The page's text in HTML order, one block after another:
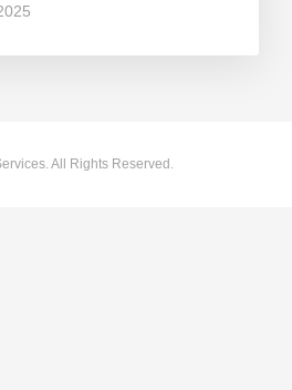
All Rights Reserved.